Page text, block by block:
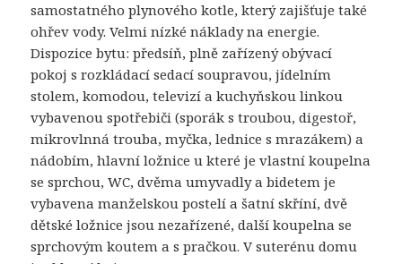
samostatného plynového kotle, který zajišťuje také
ohřev vody. Velmi nízké náklady na energie.
Dispozice bytu: předsíň, plně zařízený obývací
pokoj s rozkládací sedací soupravou, jídelním
stolem, komodou, televizí a kuchyňskou linkou
vybavenou spotřebiči (sporák s troubou, digestoř,
mikrovlnná trouba, myčka, lednice s mrazákem) a
nádobím, hlavní ložnice u které je vlastní koupelna
se sprchou, WC, dvěma umyvadly a bidetem je
vybavena manželskou postelí a šatní skříní, dvě
dětské ložnice jsou nezařízené, další koupelna se
sprchovým koutem a s pračkou. V suterénu domu